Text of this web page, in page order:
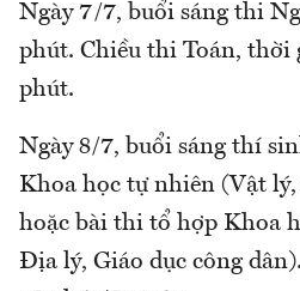
Ngày 7/7, buổi sáng thi
phút. Chiều thi Toán, thời
phút.
Ngày 8/7, buổi sáng thí
Khoa học tự nhiên (Vật
hoặc bài thi tổ hợp Khoa
Địa lý, Giáo dục công